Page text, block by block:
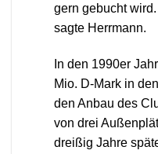
gern gebucht
sagte Herrmann.
In den 1990er
Mio. D-Mark in
den Anbau des
von drei
dreißig Jahre